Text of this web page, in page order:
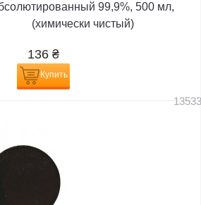
99,9%, 500 мл,
(химически чистый)
136 ₴
Купить